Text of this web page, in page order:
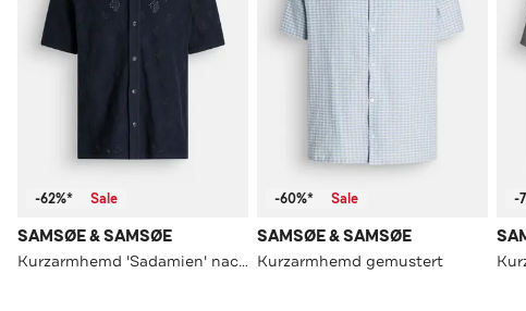
-62%* Sale
SAMSØE & SAMSØE
Kurzarmhemd 'Sadamien' nachtblau
-60%* Sale
SAMSØE & SAMSØE
Kurzarmhemd gemustert
-